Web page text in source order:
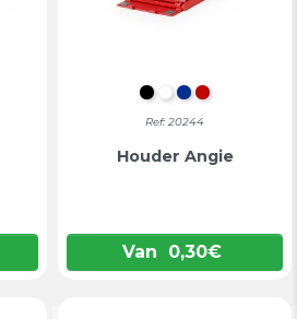
ZWART
WITBLAUW
ROOD
Ref: 20244
Houder Angie
Van 0,30€